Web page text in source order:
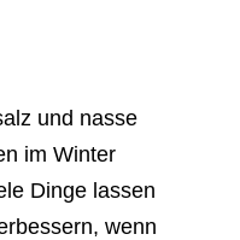
und nasse
im Winter
Dinge lassen
wenn